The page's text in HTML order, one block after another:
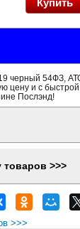
черный 54ФЗ,
цену и с
Послэнд!
товаров >>>
>>>